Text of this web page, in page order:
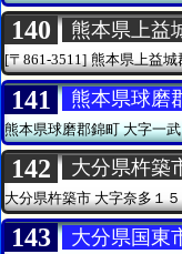
140 熊本県上益
[〒861-3511] 熊本県上益城
141 熊本県球磨
熊本県球磨郡錦町大字一
142 大分県杵築
大分県杵築市 大字奈多１
143 大分県国東